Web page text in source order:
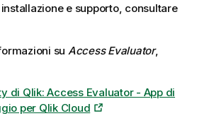
e supporto, consultare
su Access Evaluator,
di Qlik: Access Evaluator - App di
per Qlik Cloud